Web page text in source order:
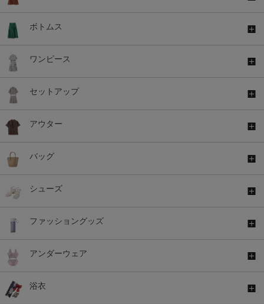
ボトムス
ワンピース
セットアップ
アウター
バッグ
シューズ
ファッショングッズ
アンダーウェア
浴衣